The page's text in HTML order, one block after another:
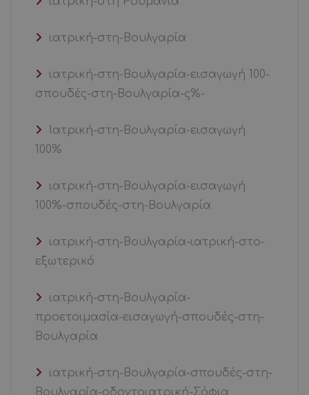
ιατρική-στη-Βουλγαρία
ιατρική-στη-Βουλγαρία-εισαγωγή 100-
σπουδές-στη-Βουλγαρία-ς%-
Ιατρική-στη-Βουλγαρία-εισαγωγή
100%
ιατρική-στη-Βουλγαρία-εισαγωγή
100%-σπουδές-στη-Βουλγαρία
ιατρική-στη-Βουλγαρία-ιατρική-στο-
εξωτερικό
ιατρική-στη-Βουλγαρία-
προετοιμασία-εισαγωγή-σπουδές-στη-
Βουλγαρία
ιατρική-στη-Βουλγαρία-σπουδές-στη-
Βουλγαρία-οδοντοιατρική-Σόφια